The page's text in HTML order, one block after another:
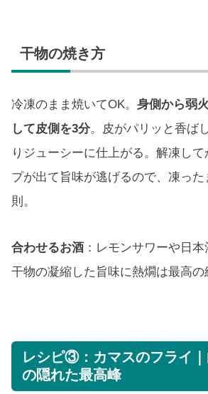
干物の焼き方
冷凍のまま焼いてOK。 身側から弱
して皮側を3分。皮がパリッと香ば
りジューシーに仕上がる。解凍し
プが出て旨味が逃げるので、凍っ
則。
合わせるお酒 ：レモンサワーや日本
干物の凝縮した旨味に熱燗は最高の
レシピ③：カマスのフライ
の隠れた最高峰